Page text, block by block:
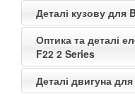
Деталі кузову для
Оптика та деталі
F22 2 Series
Деталі двигуна